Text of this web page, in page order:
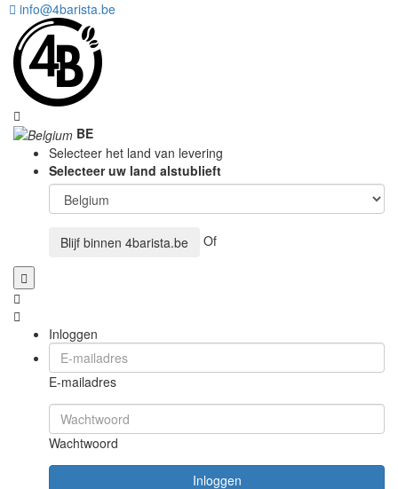
info@4barista.be
BE
Selecteer het land van levering
Selecteer uw land alstublieft
Blijf binnen 4barista.be Of
Inloggen
E-mailadres
Wachtwoord
Inloggen